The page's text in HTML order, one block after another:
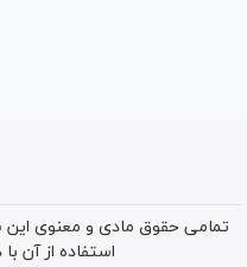
تمامی حقوق مادی و معنوی این
استفاده از آن